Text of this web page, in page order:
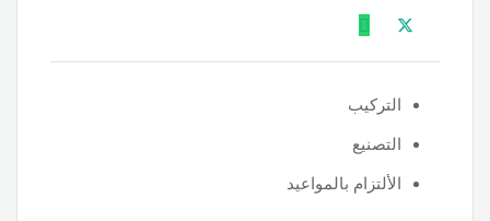
التركيب
التصنيع
الألتزام بالمواعيد